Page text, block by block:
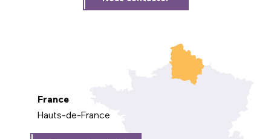
France
Hauts-de-France